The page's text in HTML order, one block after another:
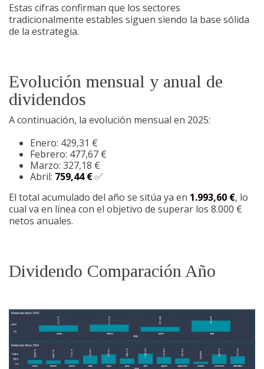
Estas cifras confirman que los sectores
tradicionalmente estables siguen siendo la base sólida
de la estrategia.
Evolución mensual y anual de
dividendos
A continuación, la evolución mensual en 2025:
Enero: 429,31 €
Febrero: 477,67 €
Marzo: 327,18 €
Abril: 759,44 €✅
El total acumulado del año se sitúa ya en 1.993,60 €, lo
cual va en línea con el objetivo de superar los 8.000 €
netos anuales.
Dividendo Comparación Año